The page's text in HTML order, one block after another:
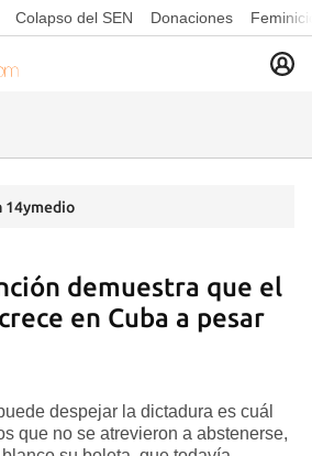
Colapso del SEN Donaciones
14ymedio
demuestra que el
en Cuba a pesar
despejar la dictadura es cuál
que no se atrevieron a abstenerse,